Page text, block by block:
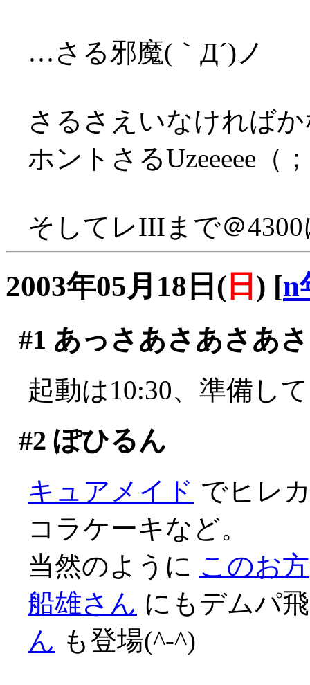
…さる邪魔(｀Д´)ノ
さるさえいなければ
ホントさるUzeeeee（
そしてレIIIまで＠
2003年05月18日( 日 ) [n
#1 あっさあさあさあさ
起動は10:30、準備し
#2 ぽひるん
キュアメイド でヒレ
コラケーキなど。
当然のように このお方
船雄さん にもデムパ
ん も登場(^-^)